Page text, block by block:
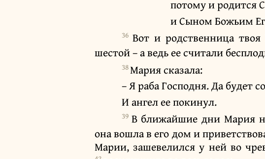
потому и родится
и Сыном Божьим
36Вот и родственница
шестой – а ведь ее считали
38Мария сказала:
– Я раба Господня. Да будет
И ангел ее покинул.
39 В ближайшие дни Мария
она вошла в его дом и
Марии, зашевелился у ней во